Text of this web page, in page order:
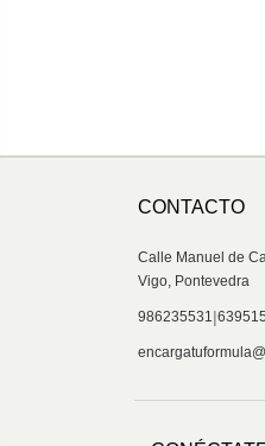
CONTACTO
Calle Manuel de
Vigo, Pontevedra
986235531|